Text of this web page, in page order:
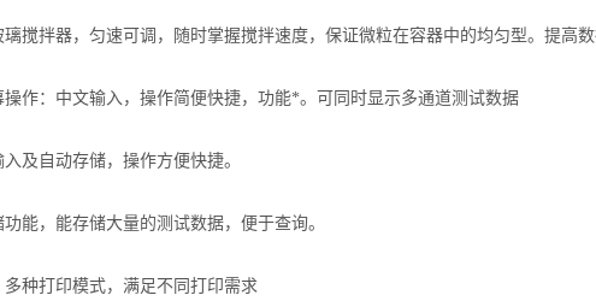
搅拌器，匀速可调，随时掌握搅拌速度，保证微粒在容器中的均匀型。提高
作：中文输入，操作简便快捷，功能*。可同时显示多通道测试数据
及自动存储，操作方便快捷。
能，能存储大量的测试数据，便于查询。
种打印模式，满足不同打印需求